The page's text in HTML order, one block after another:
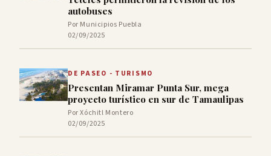
autobuses
Por Municipios Puebla
02/09/2025
DE PASEO - TURISMO
Presentan Miramar Punta Sur, mega
proyecto turístico en sur de Tamaulipas
Por Xóchitl Montero
02/09/2025